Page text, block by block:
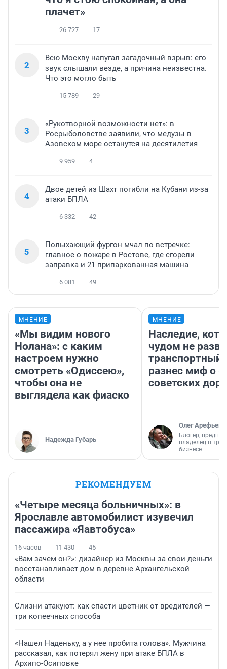
плачет»
26 727 17
2
Всю Москву напугал загадочный взрыв: его
звук слышали везде, а причина неизвестна.
Что это могло быть
15 789 29
3
«Рукотворной возможности нет»: в
Росрыболовстве заявили, что медузы в
Азовском море останутся на десятилетия
9 959 4
4
Двое детей из Шахт погибли на Кубани из-за
атаки БПЛА
6 332 42
5
Полыхающий фургон мчал по встречке:
главное о пожаре в Ростове, где сгорели
заправка и 21 припаркованная машина
6 081 49
МНЕНИЕ
«Мы видим нового
Нолана»: с каким
настроем нужно
смотреть «Одиссею»,
чтобы она не
выглядела как фиаско
Надежда Губарь
МНЕНИЕ
Наследие,
чудом не
транспортный
разнес миф о
советских
Олег Арефьев
Блогер,
владелец в
бизнесе
РЕКОМЕНДУЕМ
«Четыре месяца больничных»: в
Ярославле автомобилист изувечил
пассажира «Яавтобуса»
16 часов 11 430 45
«Вам зачем он?»: дизайнер из Москвы за свои деньги
восстанавливает дом в деревне Архангельской
области
Слизни атакуют: как спасти цветник от вредителей —
три копеечных способа
«Нашел Наденьку, а у нее пробита голова». Мужчина
рассказал, как потерял жену при атаке БПЛА в
Архипо-Осиповке